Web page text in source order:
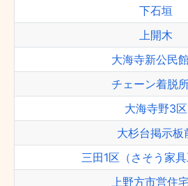
下石垣
上開木
大海寺新公民
チェーン着脱
大海寺野3区
大杉台掲示板
三田1区（さそう家具
上野方市営住